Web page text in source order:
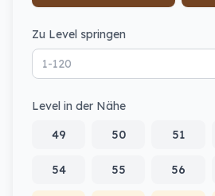
Zu Level springen
Level in der Nähe
49
50 51
54 55 56